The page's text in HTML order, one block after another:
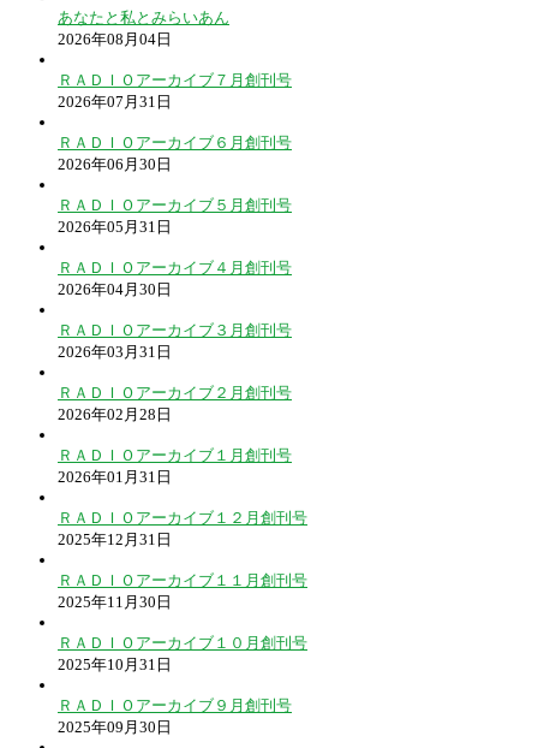
あなたと私とみらいあん
2026年08月04日
ＲＡＤＩＯアーカイブ７月創刊号
2026年07月31日
ＲＡＤＩＯアーカイブ６月創刊号
2026年06月30日
ＲＡＤＩＯアーカイブ５月創刊号
2026年05月31日
ＲＡＤＩＯアーカイブ４月創刊号
2026年04月30日
ＲＡＤＩＯアーカイブ３月創刊号
2026年03月31日
ＲＡＤＩＯアーカイブ２月創刊号
2026年02月28日
ＲＡＤＩＯアーカイブ１月創刊号
2026年01月31日
ＲＡＤＩＯアーカイブ１２月創刊号
2025年12月31日
ＲＡＤＩＯアーカイブ１１月創刊号
2025年11月30日
ＲＡＤＩＯアーカイブ１０月創刊号
2025年10月31日
ＲＡＤＩＯアーカイブ９月創刊号
2025年09月30日